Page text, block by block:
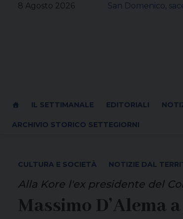
8 Agosto 2026 San Domenico,
IL SETTIMANALE EDITORIALI
ARCHIVIO STORICO SETTEGIORNI
CULTURA E SOCIETÀ NOTIZIE DAL
Alla Kore l'ex presidente del
Massimo D’Alema